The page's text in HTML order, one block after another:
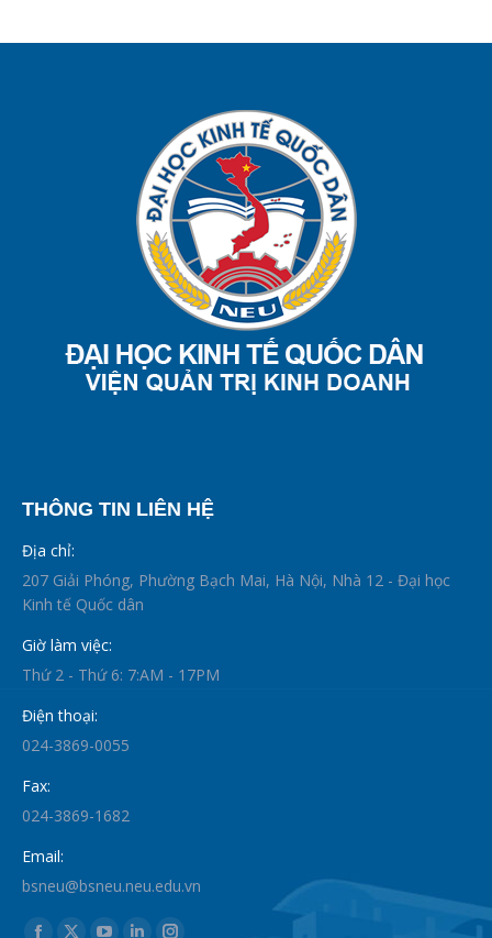
THÔNG TIN LIÊN HỆ
Địa chỉ:
207 Giải Phóng, Phường Bạch Mai, Hà Nội, Nhà 12 - Đại học
Kinh tế Quốc dân
Giờ làm việc:
Thứ 2 - Thứ 6: 7:AM - 17PM
Điện thoại:
024-3869-0055
Fax:
024-3869-1682
Email:
bsneu@bsneu.neu.edu.vn
Find us on: